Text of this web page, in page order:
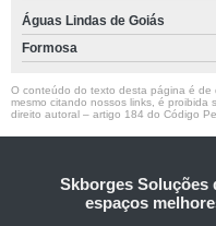
Águas Lindas de Goiás
Formosa
O conteúdo do texto desta página é de
mesmo citando nossos links, é proibida
direito autoral – artigo 184 do Código
Skborges Soluções
espaços